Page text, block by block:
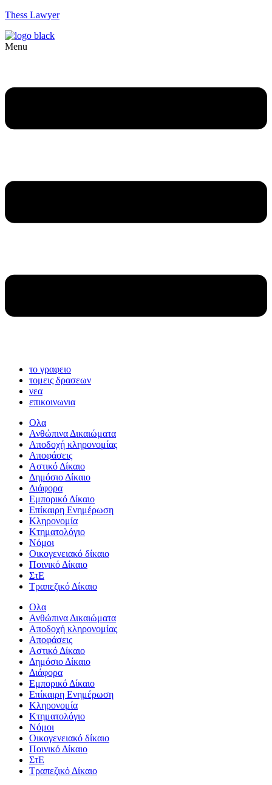
Thess Lawyer
Menu
το γραφειο
τομεις δρασεων
νεα
επικοινωνια
Ολα
Ανθώπινα Δικαιώματα
Aποδοχή κληρονομίας
Αποφάσεις
Αστικό Δίκαιο
Δημόσιο Δίκαιο
Διάφορα
Εμπορικό Δίκαιο
Επίκαιρη Ενημέρωση
Kληρονομία
Κτηματολόγιο
Νόμοι
Οικογενειακό δίκαιο
Ποινικό Δίκαιο
ΣτΕ
Τραπεζικό Δίκαιο
Ολα
Ανθώπινα Δικαιώματα
Aποδοχή κληρονομίας
Αποφάσεις
Αστικό Δίκαιο
Δημόσιο Δίκαιο
Διάφορα
Εμπορικό Δίκαιο
Επίκαιρη Ενημέρωση
Kληρονομία
Κτηματολόγιο
Νόμοι
Οικογενειακό δίκαιο
Ποινικό Δίκαιο
ΣτΕ
Τραπεζικό Δίκαιο